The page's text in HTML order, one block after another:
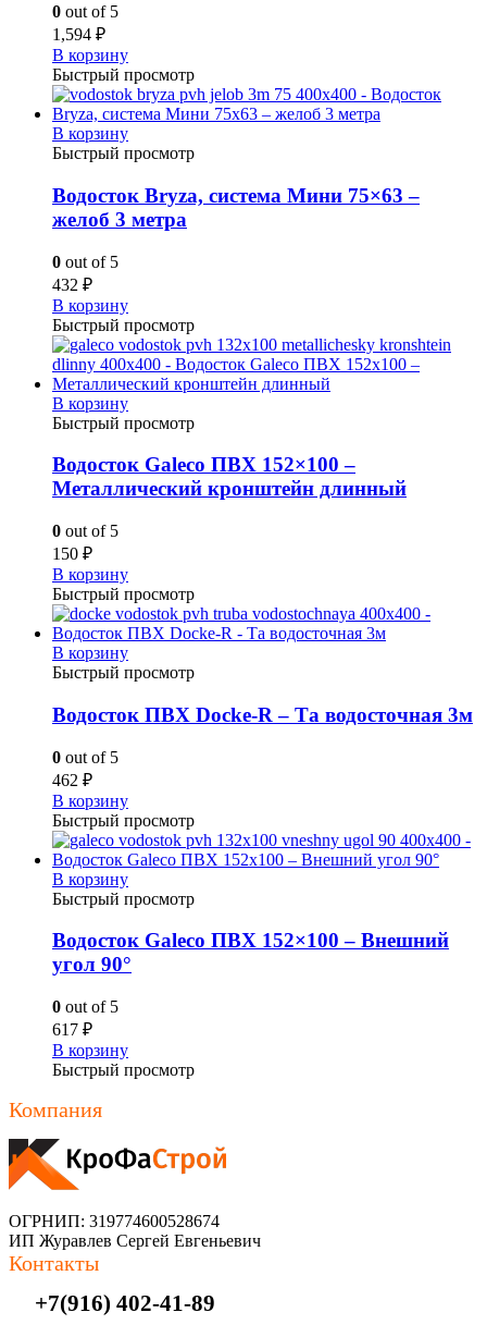
0 out of 5
1,594 ₽
В корзину
Быстрый просмотр
В корзину
Быстрый просмотр
Водосток Bryza, система Мини 75×63 –
желоб 3 метра
0 out of 5
432 ₽
В корзину
Быстрый просмотр
В корзину
Быстрый просмотр
Водосток Galeco ПВХ 152×100 –
Металлический кронштейн длинный
0 out of 5
150 ₽
В корзину
Быстрый просмотр
В корзину
Быстрый просмотр
Водосток ПВХ Docke-R – Та водосточная 3м
0 out of 5
462 ₽
В корзину
Быстрый просмотр
В корзину
Быстрый просмотр
Водосток Galeco ПВХ 152×100 – Внешний
угол 90°
0 out of 5
617 ₽
В корзину
Быстрый просмотр
Компания
ОГРНИП: 319774600528674
ИП Журавлев Сергей Евгеньевич
Контакты
+7(916) 402-41-89